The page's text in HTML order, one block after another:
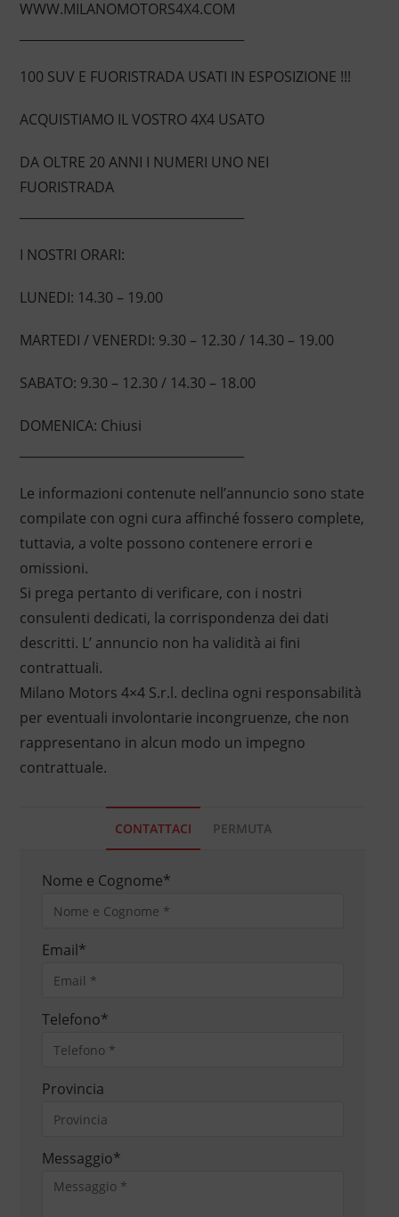
WWW.MILANOMOTORS4X4.COM
100 SUV E FUORISTRADA USATI IN ESPOSIZIONE !!!
ACQUISTIAMO IL VOSTRO 4X4 USATO
DA OLTRE 20 ANNI I NUMERI UNO NEI
FUORISTRADA
I NOSTRI ORARI:
LUNEDI: 14.30 – 19.00
MARTEDI / VENERDI: 9.30 – 12.30 / 14.30 – 19.00
SABATO: 9.30 – 12.30 / 14.30 – 18.00
DOMENICA: Chiusi
Le informazioni contenute nell’annuncio sono state
compilate con ogni cura affinché fossero complete,
tuttavia, a volte possono contenere errori e
omissioni.
Si prega pertanto di verificare, con i nostri
consulenti dedicati, la corrispondenza dei dati
descritti. L’ annuncio non ha validità ai fini
contrattuali.
Milano Motors 4×4 S.r.l. declina ogni responsabilità
per eventuali involontarie incongruenze, che non
rappresentano in alcun modo un impegno
contrattuale.
CONTATTACI PERMUTA
Nome e Cognome*
Email*
Telefono*
Provincia
Messaggio*